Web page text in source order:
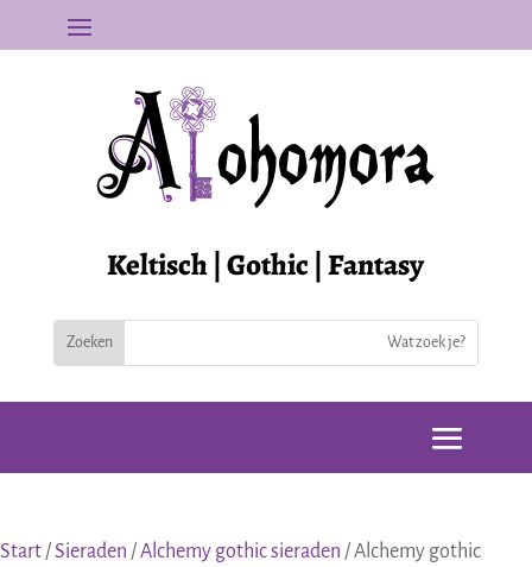
Keltisch | Gothic | Fantasy
Start /Sieraden /Alchemy gothic sieraden / Alchemy gothic